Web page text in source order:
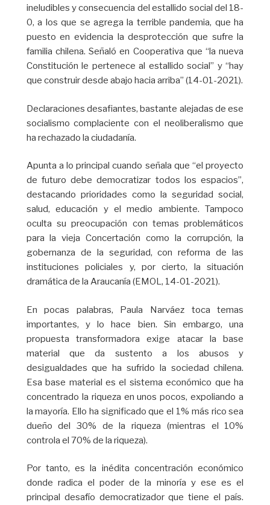
ineludibles y consecuencia del estallido social del 18-
0, a los que se agrega la terrible pandemia, que ha
puesto en evidencia la desprotección que sufre la
familia chilena. Señaló en Cooperativa que “la nueva
Constitución le pertenece al estallido social” y “hay
que construir desde abajo hacia arriba” (14-01-2021).
Declaraciones desafiantes, bastante alejadas de ese
socialismo complaciente con el neoliberalismo que
ha rechazado la ciudadanía.
Apunta a lo principal cuando señala que “el proyecto
de futuro debe democratizar todos los espacios”,
destacando prioridades como la seguridad social,
salud, educación y el medio ambiente. Tampoco
oculta su preocupación con temas problemáticos
para la vieja Concertación como la corrupción, la
gobernanza de la seguridad, con reforma de las
instituciones policiales y, por cierto, la situación
dramática de la Araucanía (EMOL, 14-01-2021).
En pocas palabras, Paula Narváez toca temas
importantes, y lo hace bien. Sin embargo, una
propuesta transformadora exige atacar la base
material que da sustento a los abusos y
desigualdades que ha sufrido la sociedad chilena.
Esa base material es el sistema económico que ha
concentrado la riqueza en unos pocos, expoliando a
la mayoría. Ello ha significado que el 1% más rico sea
dueño del 30% de la riqueza (mientras el 10%
controla el 70% de la riqueza).
Por tanto, es la inédita concentración económico
donde radica el poder de la minoría y ese es el
principal desafío democratizador que tiene el país.